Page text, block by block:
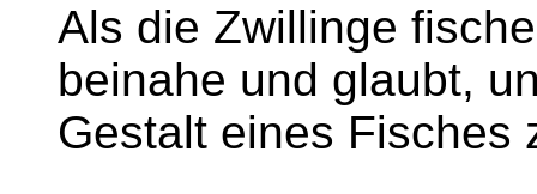
Als die Zwillinge
beinahe und glaubt,
Gestalt eines Fisches